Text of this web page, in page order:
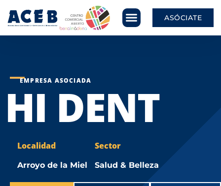
ASÓCIATE
EMPRESA ASOCIADA
HI DENT
Localidad
Arroyo de la Miel
Sector
Salud & Belleza